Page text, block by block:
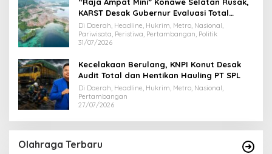
KARST Desak Gubernur Evaluasi Total
Dispar Sultra
Di Daerah, Headline, Hukrim, Metro, Nasional,
Pariwisata, Peristiwa, Pertambangan, Politik
31/07/2026
Kecelakaan Berulang, KNPI Konut Desak
Audit Total dan Hentikan Hauling PT SPL
Di Daerah, Headline, Hukrim, Metro, Nasional,
Pertambangan
27/07/2026
Olahraga Terbaru